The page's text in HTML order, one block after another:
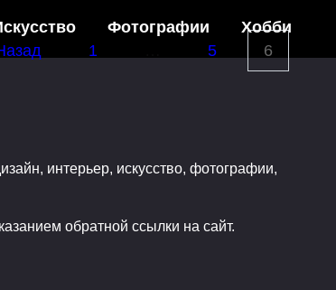
1 5 6
Фотографии Хобби
интерьер, искусство, фотографии,
обратной ссылки на сайт.